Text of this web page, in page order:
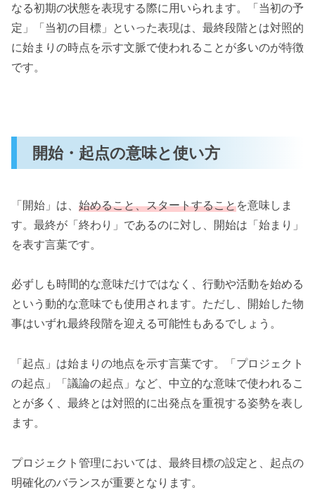
なる初期の状態を表現する際に用いられます。「当初の予
定」「当初の目標」といった表現は、最終段階とは対照的
に始まりの時点を示す文脈で使われることが多いのが特徴
です。
開始・起点の意味と使い方
「開始」は、 始めること、スタートすることを意味しま
す。最終が「終わり」であるのに対し、開始は「始まり」
を表す言葉です。
必ずしも時間的な意味だけではなく、行動や活動を始める
という動的な意味でも使用されます。ただし、開始した物
事はいずれ最終段階を迎える可能性もあるでしょう。
「起点」は始まりの地点を示す言葉です。「プロジェクト
の起点」「議論の起点」など、中立的な意味で使われるこ
とが多く、最終とは対照的に出発点を重視する姿勢を表し
ます。
プロジェクト管理においては、最終目標の設定と、起点の
明確化のバランスが重要となります。